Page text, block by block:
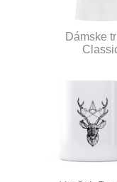
Dámske